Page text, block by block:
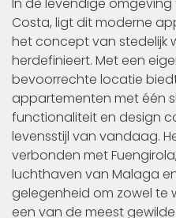
Costa, ligt dit moderne
het concept van stedelijk
herdefinieert. Met een
bevoorrechte locatie biedt
appartementen met één
functionaliteit en design
levensstijl van vandaag.
verbonden met
luchthaven van Malaga
gelegenheid om zowel te
een van de meest